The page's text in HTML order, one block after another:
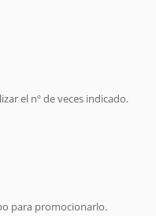
el nº de veces indicado.
para promocionarlo.